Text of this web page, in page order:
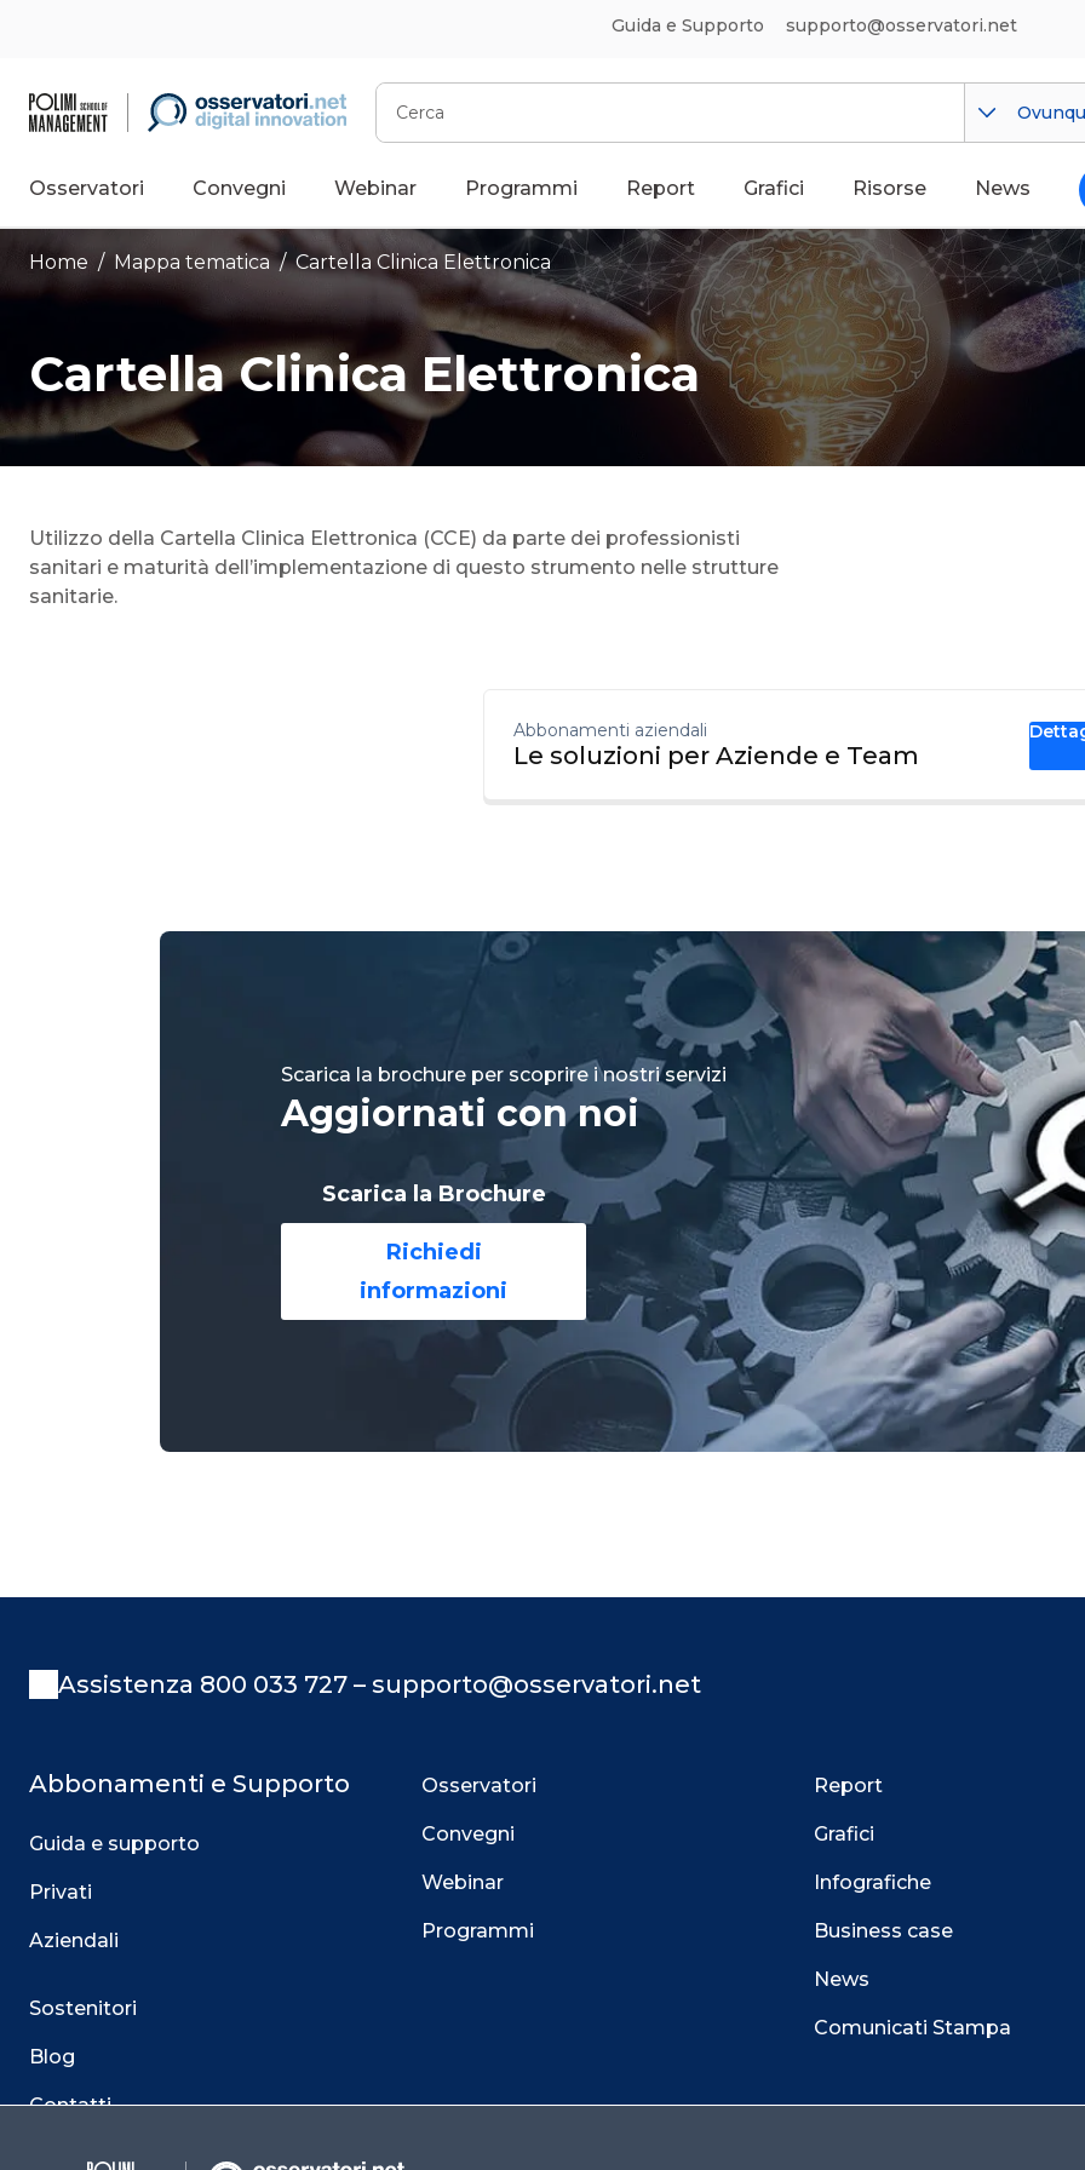
Guida e Supporto supporto@osservatori.net
Cerca
Osservatori Convegni Webinar Programmi Report Grafici Risorse News
Home / Mappa tematica /Cartella Clinica Elettronica
Cartella Clinica Elettronica
Utilizzo della Cartella Clinica Elettronica (CCE) da parte dei professionisti
sanitari e maturità dell’implementazione di questo strumento nelle strutture
sanitarie.
Abbonamenti aziendali
Le soluzioni per Aziende e Team
Scarica la brochure per scoprire i nostri servizi
Aggiornati con noi
Scarica la Brochure
Richiedi
informazioni
Assistenza 800 033 727 – supporto@osservatori.net
Abbonamenti e Supporto
Guida e supporto
Privati
Aziendali
Sostenitori
Blog
Contatti
Osservatori
Convegni
Webinar
Programmi
Report
Grafici
Infografiche
Business case
News
Comunicati Stampa